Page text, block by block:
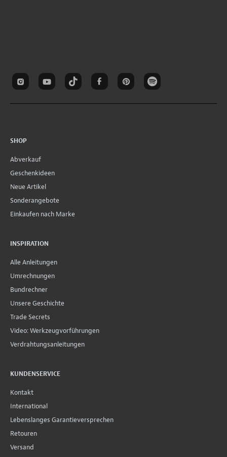
SHOP
Abverkauf
Geschenkideen
Neue Artikel
Sonderangebote
Einkaufen nach Marke
INSPIRATION
Alle Anleitungen
Umrechnungen
Bundrechner
Unsere Geschichte
Trade Secrets
Video: Werkzeugvorführungen
Verdrahtungsanleitungen
KUNDENSERVICE
Kontakt
International
Lebenslanges Garantieversprechen
Retouren
Versand